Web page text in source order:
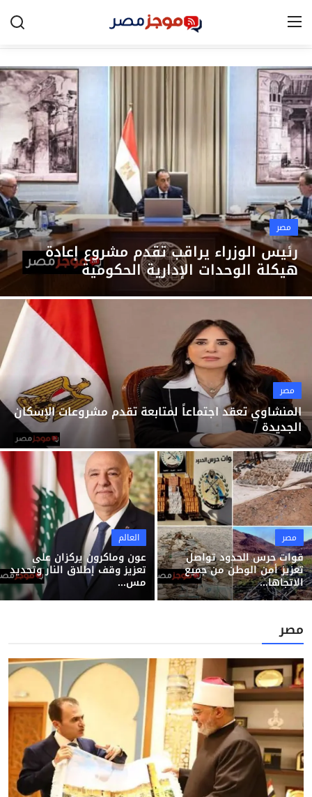
الرئيسية
مصر
الخليج
العالم
الرياضة
اقتصاد
تكنولوجيا
التعليم
منوعات
مصر
رئيس الوزراء يراقب تقدم مشروع إعادة
هيكلة الوحدات الإدارية الحكومية
مصر
المنشاوي تعقد اجتماعاً لمتابعة تقدم مشروعات الإسكان
الجديدة
مصر
قوات حرس الحدود تواصل
تعزيز أمن الوطن من جميع
الاتجاها...
العالم
عون وماكرون يركزان على
تعزيز وقف إطلاق النار وتحديد
مس...
مصر